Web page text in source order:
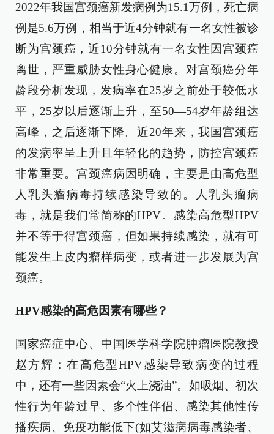
2022年我国宫颈癌新发病例为15.1万例，死亡病
例是5.6万例，相当于近4分钟就有一名女性被诊
断为宫颈癌，近10分钟就有一名女性因宫颈癌
离世，严重威胁女性身心健康。对宫颈癌分年
龄段分析发现，发病率在25岁之前处于较低水
平，25岁以后逐渐上升，至50—54岁年龄组达
高峰，之后逐渐下降。近20年来，我国宫颈癌
的发病率呈上升且年轻化的趋势，防控宫颈癌
非常重要。宫颈癌病因明确，主要是由高危型
人乳头瘤病毒持续感染导致的。人乳头瘤病
毒，就是我们常简称的HPV。感染高危型HPV
并不等于得宫颈癌，但如果持续感染，就有可
能发生上皮内瘤样病变，或者进一步发展为宫
颈癌。
HPV感染的高危因素有哪些？
国家癌症中心、中国医学科学院肿瘤医院教授
赵方辉：在高危型HPV感染导致病变的过程
中，还有一些因素会“火上浇油”。如吸烟、初次
性行为年龄过早、多个性伴侣、感染其他性传
播疾病、免疫功能低下(如艾滋病病毒感染者、